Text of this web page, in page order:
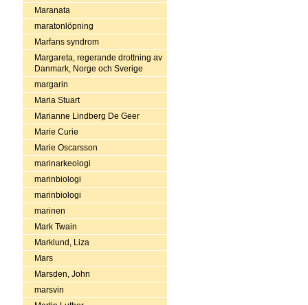
Maranata
maratonlöpning
Marfans syndrom
Margareta, regerande drottning av
Danmark, Norge och Sverige
margarin
Maria Stuart
Marianne Lindberg De Geer
Marie Curie
Marie Oscarsson
marinarkeologi
marinbiologi
marinbiologi
marinen
Mark Twain
Marklund, Liza
Mars
Marsden, John
marsvin